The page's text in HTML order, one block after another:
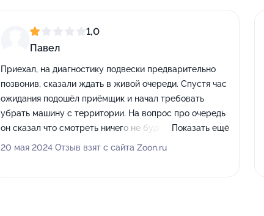
1,0
Павел
Приехал, на диагностику подвески предварительно
позвонив, сказали ждать в живой очереди. Спустя час
ожидания подошёл приёмщик и начал требовать
убрать машину с территории. На вопрос про очередь
он сказал что смотреть ничего не будет потому что
машина старая, 2006г.в. В Общем ехать сюда можно
Показать ещё
20 мая 2024 Отзыв взят с сайта Zoon.ru